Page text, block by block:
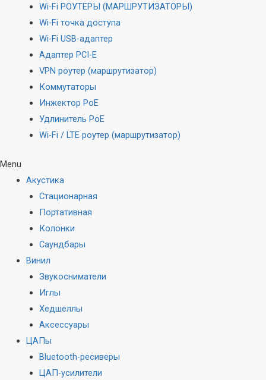
Wi-Fi РОУТЕРЫ (МАРШРУТИЗАТОРЫ)
Wi-Fi точка доступа
Wi-Fi USB-адаптер
Адаптер PCI-E
VPN роутер (маршрутизатор)
Коммутаторы
Инжектор PoE
Удлинитель PoE
Wi-Fi / LTE роутер (маршрутизатор)
Menu
Акустика
Стационарная
Портативная
Колонки
Саундбары
Винил
Звукосниматели
Иглы
Хедшеллы
Аксессуары
ЦАПы
Bluetooth-ресиверы
ЦАП-усилители